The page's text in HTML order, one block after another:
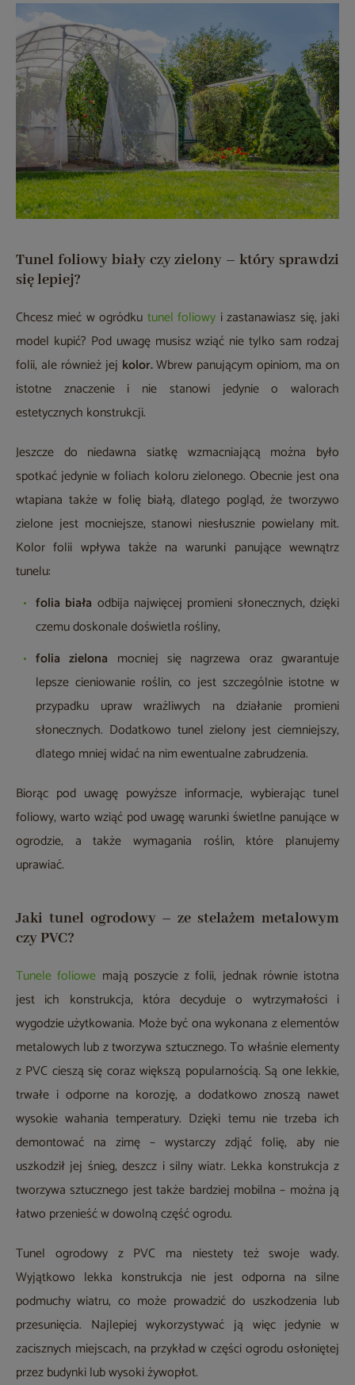
Tunel foliowy biały czy zielony – który sprawdzi
się lepiej?
Chcesz mieć w ogródku tunel foliowy i zastanawiasz się, jaki
model kupić? Pod uwagę musisz wziąć nie tylko sam rodzaj
folii, ale również jej kolor.Wbrew panującym opiniom, ma on
istotne znaczenie i nie stanowi jedynie o walorach
estetycznych konstrukcji.
Jeszcze do niedawna siatkę wzmacniającą można było
spotkać jedynie w foliach koloru zielonego. Obecnie jest ona
wtapiana także w folię białą, dlatego pogląd, że tworzywo
zielone jest mocniejsze, stanowi niesłusznie powielany mit.
Kolor folii wpływa także na warunki panujące wewnątrz
tunelu:
folia biała odbija najwięcej promieni słonecznych, dzięki
czemu doskonale doświetla rośliny,
folia zielona mocniej się nagrzewa oraz gwarantuje
lepsze cieniowanie roślin, co jest szczególnie istotne w
przypadku upraw wrażliwych na działanie promieni
słonecznych. Dodatkowo tunel zielony jest ciemniejszy,
dlatego mniej widać na nim ewentualne zabrudzenia.
Biorąc pod uwagę powyższe informacje, wybierając tunel
foliowy, warto wziąć pod uwagę warunki świetlne panujące w
ogrodzie, a także wymagania roślin, które planujemy
uprawiać.
Jaki tunel ogrodowy – ze stelażem metalowym
czy PVC?
Tunele foliowe mają poszycie z folii, jednak równie istotna
jest ich konstrukcja, która decyduje o wytrzymałości i
wygodzie użytkowania. Może być ona wykonana z elementów
metalowych lub z tworzywa sztucznego. To właśnie elementy
z PVC cieszą się coraz większą popularnością. Są one lekkie,
trwałe i odporne na korozję, a dodatkowo znoszą nawet
wysokie wahania temperatury. Dzięki temu nie trzeba ich
demontować na zimę – wystarczy zdjąć folię, aby nie
uszkodził jej śnieg, deszcz i silny wiatr. Lekka konstrukcja z
tworzywa sztucznego jest także bardziej mobilna – można ją
łatwo przenieść w dowolną część ogrodu.
Tunel ogrodowy z PVC ma niestety też swoje wady.
Wyjątkowo lekka konstrukcja nie jest odporna na silne
podmuchy wiatru, co może prowadzić do uszkodzenia lub
przesunięcia. Najlepiej wykorzystywać ją więc jedynie w
zacisznych miejscach, na przykład w części ogrodu osłoniętej
przez budynki lub wysoki żywopłot.